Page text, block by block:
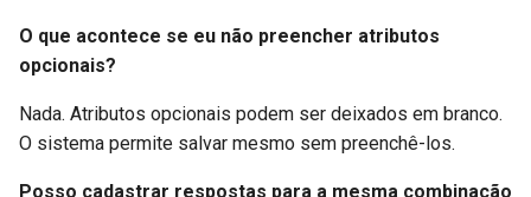
O que acontece se eu não preencher atributos
opcionais?
Nada. Atributos opcionais podem ser deixados em branco.
O sistema permite salvar mesmo sem preenchê-los.
Posso cadastrar respostas para a mesma combinação